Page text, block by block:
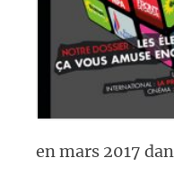
en mars 2017